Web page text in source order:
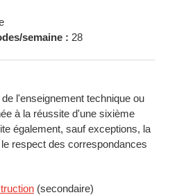
semaine : 28
l'enseignement technique ou
à la réussite d'une sixième
également, sauf exceptions, la
respect des correspondances
(secondaire)